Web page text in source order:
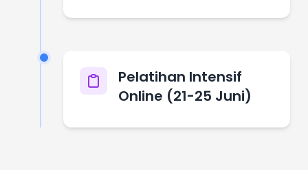
Pelatihan Intensif
Online (21-25 Juni)